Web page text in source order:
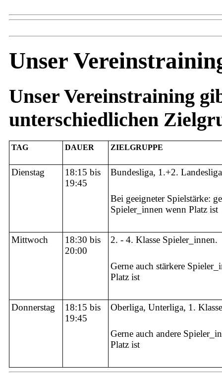
Unser
Unser Vereinstraining
unterschiedlichen
TAG DAUER ZIELGRUPPE
Dienstag
18:15 bis
19:45
Bundesliga, 1.+2.
Bei geeigneter Spielstärke:
Spieler_innen wenn Platz ist
Mittwoch
18:30 bis
20:00
2. - 4. Klasse Spieler_innen.
Gerne auch stärkere
Platz ist
Donnerstag
18:15 bis
19:45
Oberliga, Unterliga, 1.
Gerne auch andere
Platz ist